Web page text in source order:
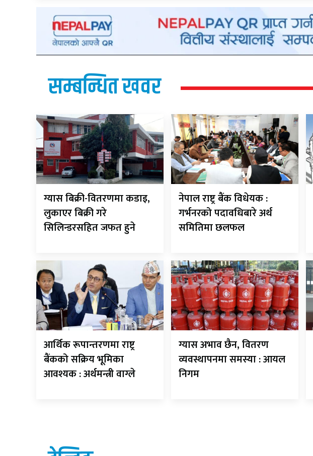
सम्बन्धित खवर
ग्यास बिक्री-वितरणमा कडाइ,
लुकाएर बिक्री गरे
सिलिन्डरसहित जफत हुने
नेपाल राष्ट्र बैंक विधेयक :
गर्भनरको पदावधिबारे अर्थ
समितिमा छलफल
आर्थिक रूपान्तरणमा राष्ट्र
बैंकको सक्रिय भूमिका
आवश्यक : अर्थमन्त्री वाग्ले
ग्यास अभाव छैन, वितरण
व्यवस्थापनमा समस्या : आयल
निगम